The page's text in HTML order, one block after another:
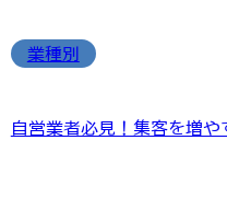
業種別
自営業者必見！集客を増